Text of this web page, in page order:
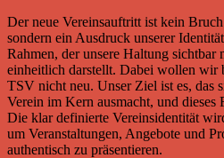
Der neue Vereinsauftritt ist kein
sondern ein Ausdruck unserer
Rahmen, der unsere Haltung sichtbar
einheitlich darstellt. Dabei wollen wir
TSV nicht neu. Unser Ziel ist es, das
Verein im Kern ausmacht, und dieses
Die klar definierte Vereinsidentität
um Veranstaltungen, Angebote und
authentisch zu präsentieren.